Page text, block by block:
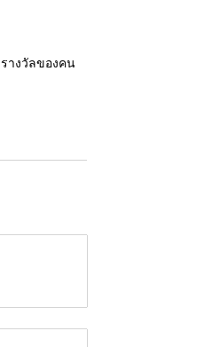
รางวัลของคน